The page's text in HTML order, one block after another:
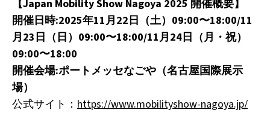
【Japan Mobility Show Nagoya 2025 開催概要】
開催日時:2025年11月22日（土）09:00〜18:00/11
月23日（日）09:00〜18:00/11月24日（月・祝）
09:00〜18:00
開催会場:ポートメッセなごや（名古屋国際展⽰
場）
公式サイト： https://www.mobilityshow-nagoya.jp/